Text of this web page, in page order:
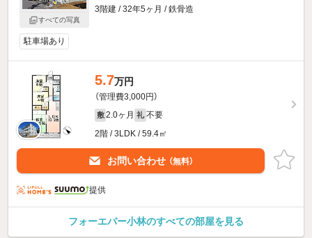
すべての写真
3階建 / 32年5ヶ月 / 鉄骨造
駐車場あり
5.7万円
（管理費3,000円）
敷 2.0ヶ月 礼 不要
2階 / 3LDK / 59.4㎡
お問い合わせ （無料）
提供
フォーエバー小林のすべての部屋を見る